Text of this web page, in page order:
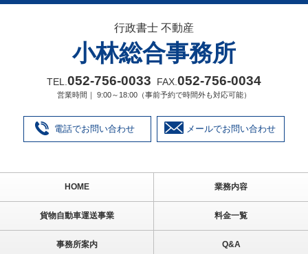
行政書士 不動産
小林総合事務所
TEL. 052‐756‐0033 FAX. 052‐756‐0034
営業時間｜ 9:00～18:00（事前予約で時間外も対応可能）
電話でお問い合わせ メールでお問い合わせ
HOME 業務内容
貨物自動車運送事業 料金一覧
事務所案内 Q&A